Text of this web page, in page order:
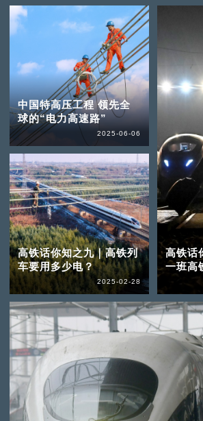
中国特高压工程 领先全
球的“电力高速路”
2025-06-06
高铁话你知之九｜高铁列
车要用多少电？
2025-02-28
高铁话
一班高